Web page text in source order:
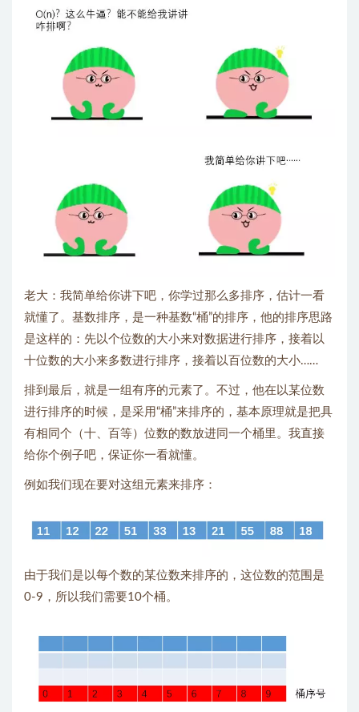
老大：我简单给你讲下吧，你学过那么多排序，估计一看
就懂了。基数排序，是一种基数“桶”的排序，他的排序思路
是这样的：先以个位数的大小来对数据进行排序，接着以
十位数的大小来多数进行排序，接着以百位数的大小……
排到最后，就是一组有序的元素了。不过，他在以某位数
进行排序的时候，是采用“桶”来排序的，基本原理就是把具
有相同个（十、百等）位数的数放进同一个桶里。我直接
给你个例子吧，保证你一看就懂。
例如我们现在要对这组元素来排序：
由于我们是以每个数的某位数来排序的，这位数的范围是
0-9，所以我们需要10个桶。